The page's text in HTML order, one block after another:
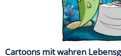
Cartoons mit wahren